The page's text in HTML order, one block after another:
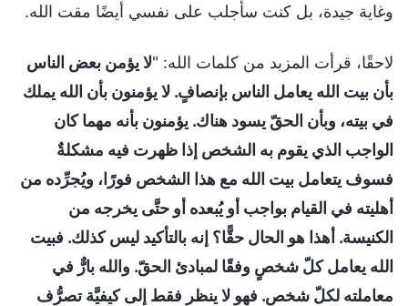
وغاية جيدة، بل كنت سأجلب على نفسي أيضًا مقت الله.
لاحقًا، قرأت المزيد من كلمات الله: "لا يؤمن بعض الناس
بأن بيت الله يعامل الناس بإنصافٍ. لا يؤمنون بأن الله يملك
في بيته، وبأن الحقّ يسود هناك. يؤمنون بأنه مهما كان
الواجب الذي يقوم به الشخص إذا ظهرت فيه مشكلةٌ
فسوف يتعامل بيت الله مع هذا الشخص فورًا، ويُجرِّده من
أهليته في القيام بواجب أو يُبعده أو حتَّى يخرجه من
الكنيسة. أهذا هو الحال حقًّا؟ إنه بالتأكيد ليس كذلك. فبيت
الله يعامل كلّ شخصٍ وفقًا لمبادئ الحقّ. والله بارٌّ في
معاملته لكلّ شخص. فهو لا ينظر فقط إلى كيفيَّة تصرُّف